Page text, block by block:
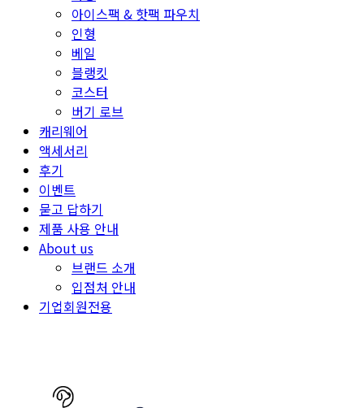
아이스팩 & 핫팩 파우치
인형
베일
블랭킷
코스터
버기 로브
캐리웨어
액세서리
후기
이벤트
묻고 답하기
제품 사용 안내
About us
브랜드 소개
입점처 안내
기업회원전용